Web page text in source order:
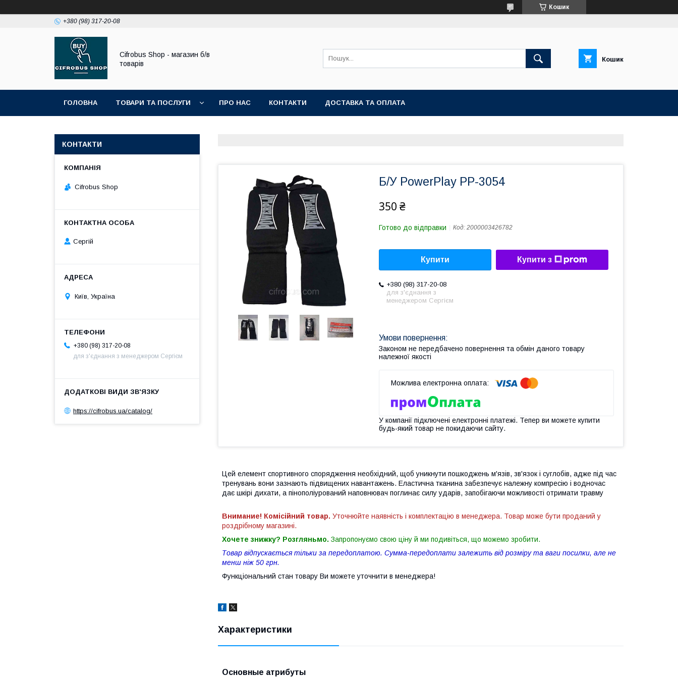
Кошик
+380 (98) 317-20-08
Cifrobus Shop - магазин б/в
товарів
Кошик
ГОЛОВНА ТОВАРИ ТА ПОСЛУГИ ПРО НАС КОНТАКТИ ДОСТАВКА ТА ОПЛАТА
Б/У PowerPlay PP-3054
350 ₴
Готово до відправки Код: 2000003426782
Купити Купити з
+380 (98) 317-20-08
для з'єднання з
менеджером Сергієм
Законом не передбачено повернення та обмін даного товару
належної якості
У компанії підключені електронні платежі. Тепер ви можете купити
будь-який товар не покидаючи сайту.
Цей елемент спортивного спорядження необхідний, щоб уникнути пошкоджень м'язів, зв'язок і суглобів, адже під час
тренувань вони зазнають підвищених навантажень. Еластична тканина забезпечує належну компресію і водночас
дає шкірі дихати, а пінополіурований наповнювач поглинає силу ударів, запобігаючи можливості отримати травму
Внимание! Комісійний товар. Уточнюйте наявність і комплектацію в менеджера. Товар може бути проданий у
роздрібному магазині.
Хочете знижку? Розгляньмо. Запропонуємо свою ціну й ми подивіться, що можемо зробити.
Товар відпускається тільки за передоплатою. Сумма-передоплати залежить від розміру та ваги посилки, але не
менш ніж 50 грн.
Функціональний стан товару Ви можете уточнити в менеджера!
Характеристики
Основные атрибуты
КОНТАКТИ
Cifrobus Shop
Сергій
Київ, Україна
+380 (98) 317-20-08
для з'єднання з менеджером Сергієм
https://cifrobus.ua/catalog/